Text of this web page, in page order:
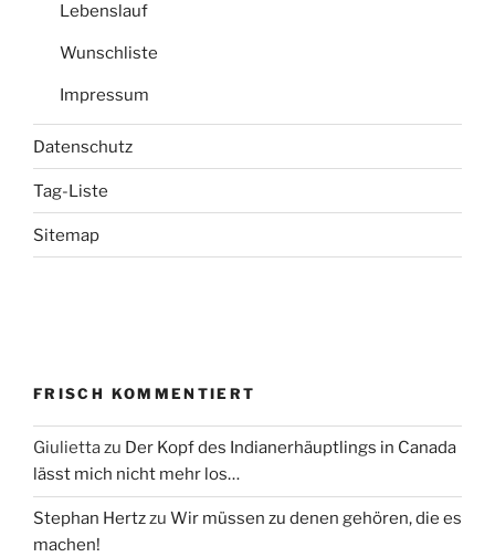
Lebenslauf
Wunschliste
Impressum
Datenschutz
Tag-Liste
Sitemap
FRISCH KOMMENTIERT
Giuliettazu Der Kopf des Indianerhäuptlings in Canada
lässt mich nicht mehr los…
Stephan Hertzzu Wir müssen zu denen gehören, die es
machen!